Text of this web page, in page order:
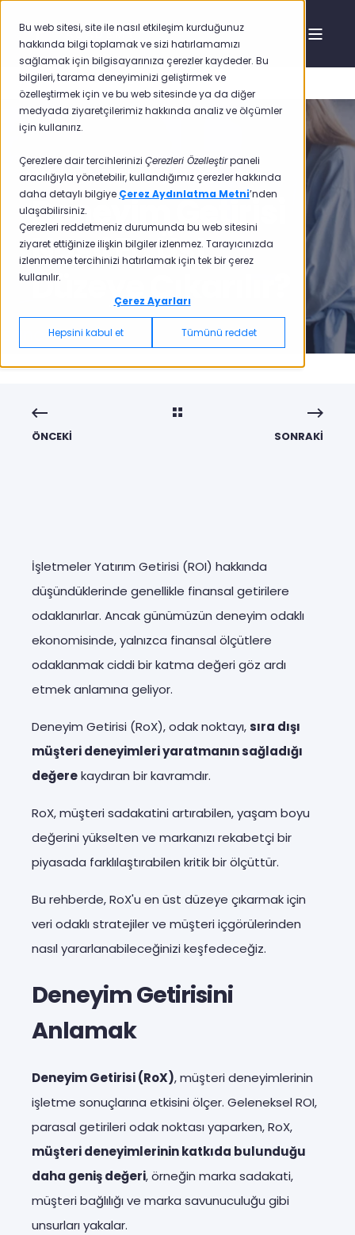
Bu web sitesi, site ile nasıl etkileşim kurduğunuz
hakkında bilgi toplamak ve sizi hatırlamamızı
sağlamak için bilgisayarınıza çerezler kaydeder. Bu
bilgileri, tarama deneyiminizi geliştirmek ve
özelleştirmek için ve bu web sitesinde ya da diğer
medyada ziyaretçilerimiz hakkında analiz ve ölçümler
için kullanırız.
Çerezlere dair tercihlerinizi Çerezleri Özelleştirpaneli
aracılığıyla yönetebilir, kullandığımız çerezler hakkında
daha detaylı bilgiye Çerez Aydınlatma Metni’nden
ulaşabilirsiniz.
Çerezleri reddetmeniz durumunda bu web sitesini
ziyaret ettiğinize ilişkin bilgiler izlenmez. Tarayıcınızda
izlenmeme tercihinizi hatırlamak için tek bir çerez
kullanılır.
Çerez Ayarları
Hepsini kabul et Tümünü reddet
03.Eyl.2024 13:00:00 15 min read
Deneyim Getirisi
Nasıl En Üst
Düzeye Çıkarılır?
ÖNCEKI SONRAKI
İşletmeler Yatırım Getirisi (ROI) hakkında
düşündüklerinde genellikle finansal getirilere
odaklanırlar. Ancak günümüzün deneyim odaklı
ekonomisinde, yalnızca finansal ölçütlere
odaklanmak ciddi bir katma değeri göz ardı
etmek anlamına geliyor.
Deneyim Getirisi (RoX), odak noktayı,sıra dışı
müşteri deneyimleri yaratmanın sağladığı
değerekaydıran bir kavramdır.
RoX, müşteri sadakatini artırabilen, yaşam boyu
değerini yükselten ve markanızı rekabetçi bir
piyasada farklılaştırabilen kritik bir ölçüttür.
Bu rehberde, RoX'u en üst düzeye çıkarmak için
veri odaklı stratejiler ve müşteri içgörülerinden
nasıl yararlanabileceğinizi keşfedeceğiz.
Deneyim Getirisini
Anlamak
Deneyim Getirisi (RoX), müşteri deneyimlerinin
işletme sonuçlarına etkisini ölçer. Geleneksel ROI,
parasal getirileri odak noktası yaparken, RoX,
müşteri deneyimlerinin katkıda bulunduğu
daha geniş değeri, örneğin marka sadakati,
müşteri bağlılığı ve marka savunuculuğu gibi
unsurları yakalar.